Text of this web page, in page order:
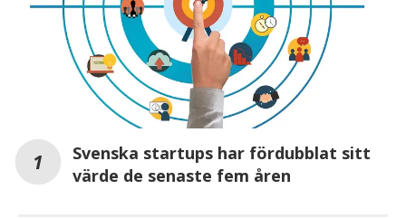
Svenska startups har fördubblat sitt
värde de senaste fem åren